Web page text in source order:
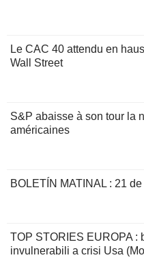
Le CAC 40 attendu en
Wall Street
S&P abaisse à son tour la
américaines
BOLETÍN MATINAL : 21
TOP STORIES EUROPA :
invulnerabili a crisi Usa